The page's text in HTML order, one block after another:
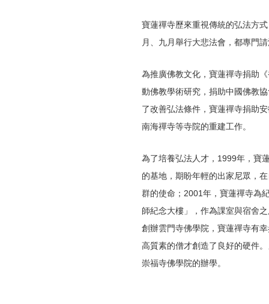
寶蓮禪寺歷來重視傳統的弘法方
月、九月舉行大悲法會，都專門
為推廣佛教文化，寶蓮禪寺捐助
動佛教學術研究，捐助中國佛教
了改善弘法條件，寶蓮禪寺捐助
南海禪寺等寺院的重建工作。
為了培養弘法人才，1999年，寶
的基地，期盼年輕的出家尼眾，
群的使命；2001年，寶蓮禪寺為
師紀念大樓」，作為課室與宿舍
創辦雲門寺佛學院，寶蓮禪寺有
高質素的僧才創造了良好的硬件
崇福寺佛學院的辦學。